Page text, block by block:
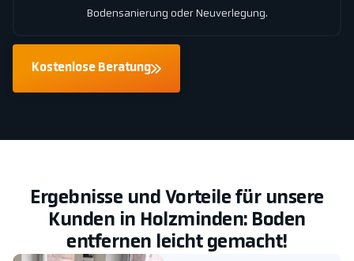
Bodensanierung oder Neuverlegung.
Kostenlose Beratung
Ergebnisse und Vorteile für unsere
Kunden in Holzminden: Boden
entfernen leicht gemacht!